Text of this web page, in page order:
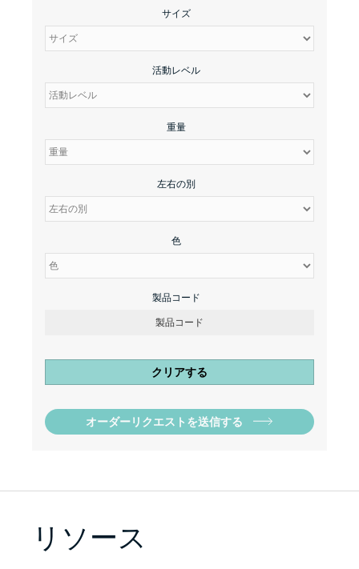
サイズ
活動レベル
重量
左右の別
色
製品コード
クリアする
オーダーリクエストを送信する
リソース